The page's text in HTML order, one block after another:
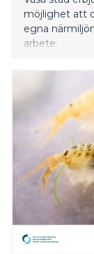
möjlighet att
egna
arbete.